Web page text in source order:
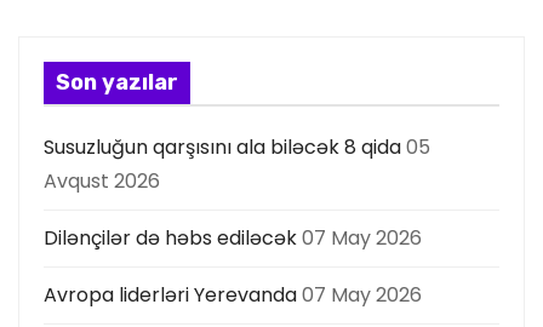
a
ı
Son yazılar
Susuzluğun qarşısını ala biləcək 8 qida05
Avqust 2026
Dilənçilər də həbs ediləcək07 May 2026
Avropa liderləri Yerevanda07 May 2026